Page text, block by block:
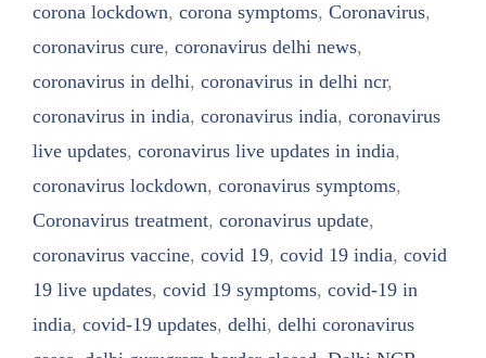
corona lockdown, corona symptoms, Coronavirus,
coronavirus cure, coronavirus delhi news,
coronavirus in delhi, coronavirus in delhi ncr,
coronavirus in india, coronavirus india, coronavirus
live updates, coronavirus live updates in india,
coronavirus lockdown, coronavirus symptoms,
Coronavirus treatment, coronavirus update,
coronavirus vaccine, covid 19, covid 19 india, covid
19 live updates, covid 19 symptoms, covid-19 in
india, covid-19 updates, delhi, delhi coronavirus